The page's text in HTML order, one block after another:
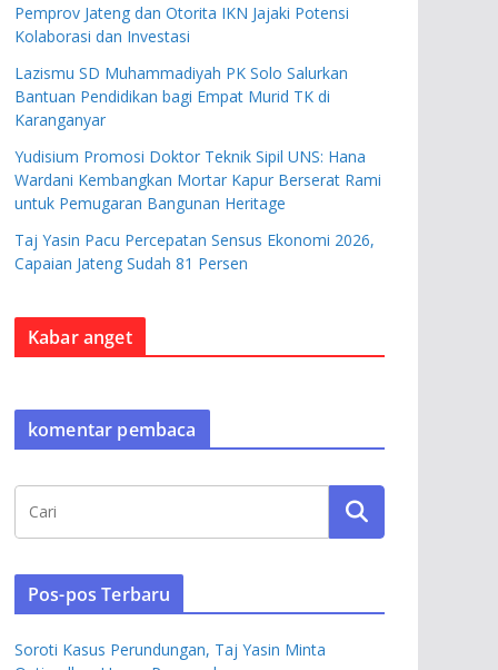
Pemprov Jateng dan Otorita IKN Jajaki Potensi
Kolaborasi dan Investasi
Lazismu SD Muhammadiyah PK Solo Salurkan
Bantuan Pendidikan bagi Empat Murid TK di
Karanganyar
Yudisium Promosi Doktor Teknik Sipil UNS: Hana
Wardani Kembangkan Mortar Kapur Berserat Rami
untuk Pemugaran Bangunan Heritage
Taj Yasin Pacu Percepatan Sensus Ekonomi 2026,
Capaian Jateng Sudah 81 Persen
Kabar anget
komentar pembaca
Pos-pos Terbaru
Soroti Kasus Perundungan, Taj Yasin Minta